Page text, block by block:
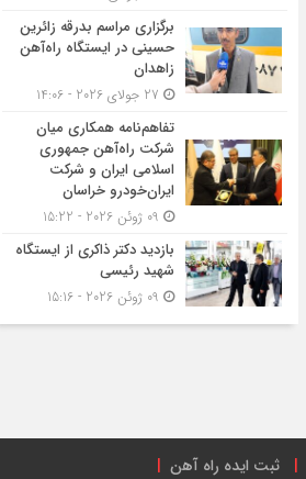
برگزاری مراسم بدرقه زائرین
حسینی در ایستگاه راه‌آهن
زاهدان
تفاهم‌نامه همکاری میان
شرکت راه‌آهن جمهوری
اسلامی ایران و شرکت
ایران‌خودرو خراسان
بازدید دکتر ذاکری از ایستگاه
شهید رئیسی
ثبت ایده راه آهن